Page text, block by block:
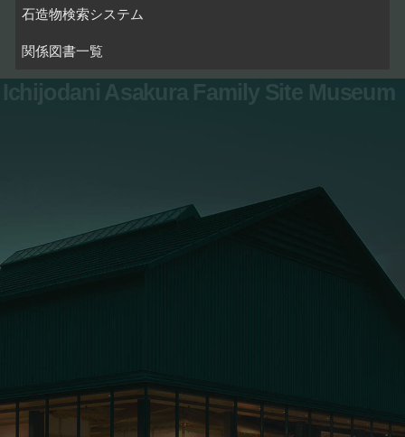
石造物検索システム
関係図書一覧
Ichijodani Asakura Family Site Museum